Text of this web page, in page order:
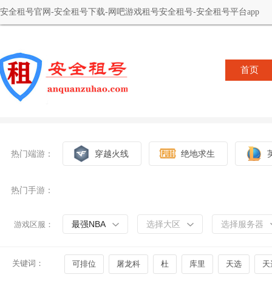
安全租号官网-安全租号下载-网吧游戏租号安全租号-安全租号平台app
首页
热门端游： 穿越火线 绝地求生
热门手游：
游戏区服： 最强NBA 选择大区 选择服务器
关键词： 可排位 屠龙科 杜 库里 天选